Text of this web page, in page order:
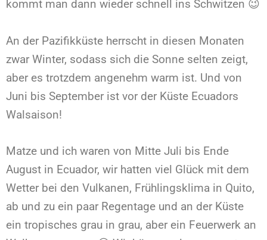
kommt man dann wieder schnell ins Schwitzen 😉
An der Pazifikküste herrscht in diesen Monaten
zwar Winter, sodass sich die Sonne selten zeigt,
aber es trotzdem angenehm warm ist. Und von
Juni bis September ist vor der Küste Ecuadors
Walsaison!
Matze und ich waren von Mitte Juli bis Ende
August in Ecuador, wir hatten viel Glück mit dem
Wetter bei den Vulkanen, Frühlingsklima in Quito,
ab und zu ein paar Regentage und an der Küste
ein tropisches grau in grau, aber ein Feuerwerk an